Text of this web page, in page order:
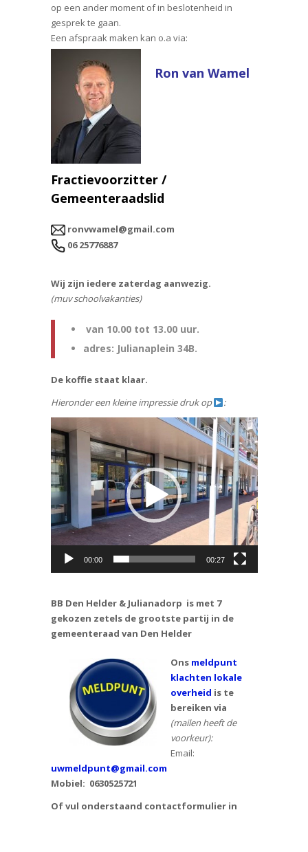
op een ander moment of in beslotenheid in
gesprek te gaan.
Een afspraak maken kan o.a via:
Ron van Wamel
Fractievoorzitter /
Gemeenteraadslid
ronvwamel@gmail.com
06 25776887
Wij zijn iedere zaterdag aanwezig.
(muv schoolvakanties)
van 10.00 tot 13.00 uur.
adres: Julianaplein 34B.
De koffie staat klaar.
Hieronder een kleine impressie druk op
:
Videospeler
00:00 00:27
BB Den Helder & Julianadorp is met 7
gekozen zetels de grootste partij in de
gemeenteraad van Den Helder
Ons meldpunt
klachten lokale
overheid is te
bereiken via
(mailen heeft de
voorkeur):
Email:
uwmeldpunt@gmail.com
Mobiel: 0630525721
Of vul onderstaand contactformulier in